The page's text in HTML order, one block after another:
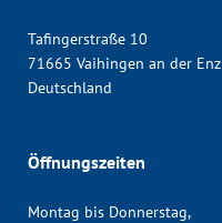
Tafingerstraße 10
71665 Vaihingen an der Enz
Deutschland
Öffnungszeiten
Montag bis Donnerstag,